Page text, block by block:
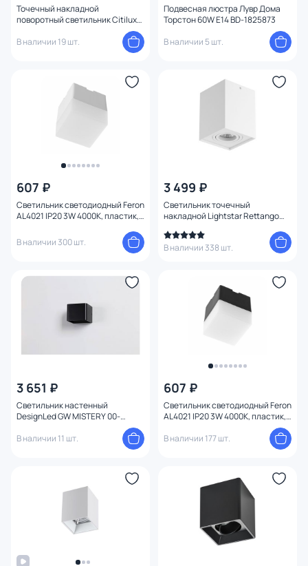
Точечный накладной
поворотный светильник Citilux
В наличии 19 шт.
Подвесная люстра Лувр Дома
Торстон 60W E14 BD-1825873
В наличии 5 шт.
607 ₽
Светильник светодиодный Feron
AL4021 IP20 3W 4000К, пластик,
В наличии 300 шт.
3 499 ₽
Светильник точечный
накладной Lightstar Rettango
В наличии 338 шт.
3 651 ₽
Светильник настенный
DesignLed GW MISTERY 00-
В наличии 11 шт.
607 ₽
Светильник светодиодный Feron
AL4021 IP20 3W 4000К, пластик,
черный 50*50*55мм Feron 41688
В наличии 177 шт.